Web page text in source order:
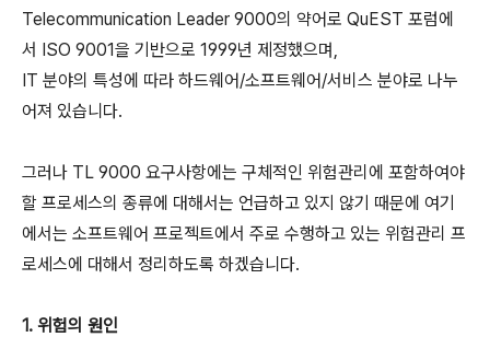
Telecommunication Leader 9000의 약어로 QuEST 포럼에
서 ISO 9001을 기반으로 1999년 제정했으며,
IT 분야의 특성에 따라 하드웨어/소프트웨어/서비스 분야로 나누
어져 있습니다.
그러나 TL 9000 요구사항에는 구체적인 위험관리에 포함하여야
할 프로세스의 종류에 대해서는 언급하고 있지 않기 때문에 여기
에서는 소프트웨어 프로젝트에서 주로 수행하고 있는 위험관리 프
로세스에 대해서 정리하도록 하겠습니다.
1. 위험의 원인